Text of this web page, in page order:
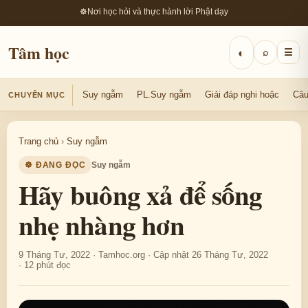
☸ Nơi học hỏi và thực hành lời Phật dạy
Tâm học ◐ ⌕ ☰
CHUYÊN MỤC Suy ngẫm PL.Suy ngẫm Giải đáp nghi hoặc
Trang chủ › Suy ngẫm
☸ ĐANG ĐỌC Suy ngẫm
Hãy buông xả để sống
nhẹ nhàng hơn
9 Tháng Tư, 2022 · Tamhoc.org · Cập nhật 26 Tháng Tư, 2022
· 12 phút đọc